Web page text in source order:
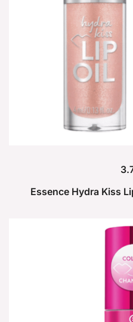
Essence Hydra Kiss